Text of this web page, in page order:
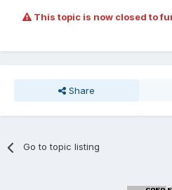
This topic is now closed to
Share
Go to topic listing